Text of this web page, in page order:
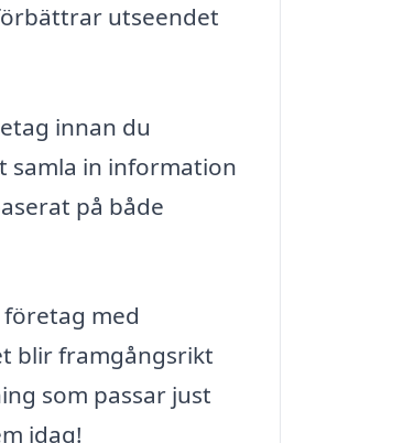
utseendet
innan du
samla in information
på både
med
blir framgångsrikt
som passar just
idag!